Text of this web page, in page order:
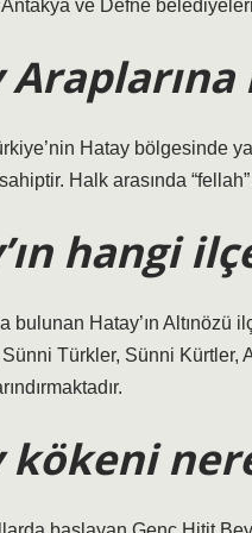
ve Defne
Araplarına
Hatay bölgesinde
Halk arasında
hangi
bulunan Hatay’ın
Türkler, Sünni Kürtler,
kökeni